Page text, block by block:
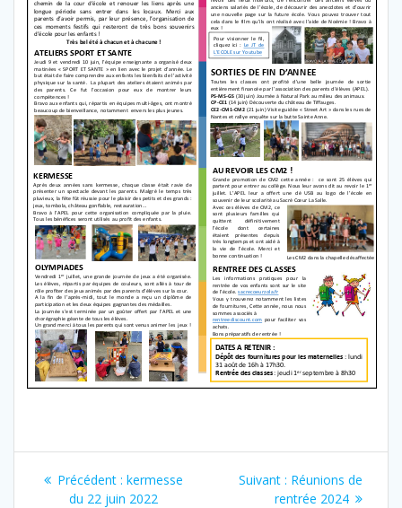
Navigation
Précédent : Article
précédent
kermesse
du 22 juin 2022
Suivant : Article
suivant
Réunions de
rentrée 2024